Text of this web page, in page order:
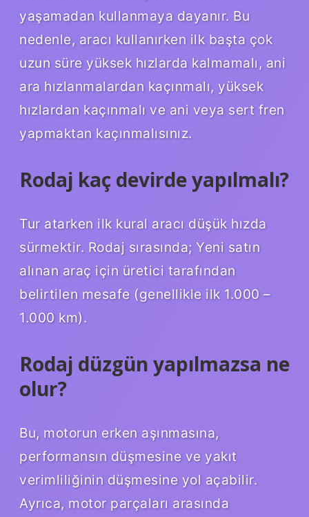
yaşamadan kullanmaya dayanır. Bu
nedenle, aracı kullanırken ilk başta çok
uzun süre yüksek hızlarda kalmamalı, ani
ara hızlanmalardan kaçınmalı, yüksek
hızlardan kaçınmalı ve ani veya sert fren
yapmaktan kaçınmalısınız.
Rodaj kaç devirde yapılmalı?
Tur atarken ilk kural aracı düşük hızda
sürmektir. Rodaj sırasında; Yeni satın
alınan araç için üretici tarafından
belirtilen mesafe (genellikle ilk 1.000 –
1.000 km).
Rodaj düzgün yapılmazsa ne
olur?
Bu, motorun erken aşınmasına,
performansın düşmesine ve yakıt
verimliliğinin düşmesine yol açabilir.
Ayrıca, motor parçaları arasında